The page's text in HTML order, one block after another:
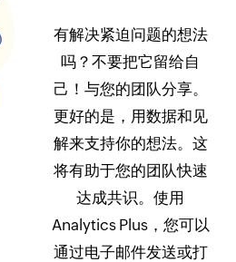
有解决紧迫问题的想法
吗？不要把它留给自
己！与您的团队分享。
更好的是，用数据和见
解来支持你的想法。这
将有助于您的团队快速
达成共识。使用
Analytics Plus，您可以
通过电子邮件发送或打